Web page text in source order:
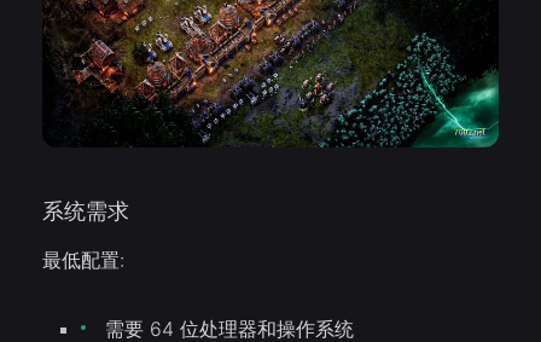
系统需求
最低配置:
需要 64 位处理器和操作系统